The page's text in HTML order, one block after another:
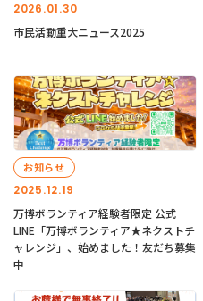
2026.01.30
市民活動重大ニュース2025
2025.12.19
お知らせ
万博ボランティア経験者限定 公式
LINE「万博ボランティア★ネクストチ
ャレンジ」、始めました！友だち募集
中